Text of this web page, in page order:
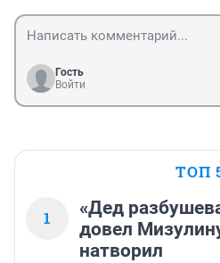
Гость
Войти
ТОП
1
«Дед
довел
натворил